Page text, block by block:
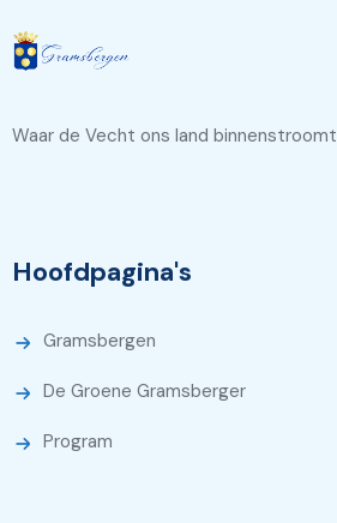
Waar de Vecht ons land binnenstroomt
Hoofdpagina's
Gramsbergen
De Groene Gramsberger
Program